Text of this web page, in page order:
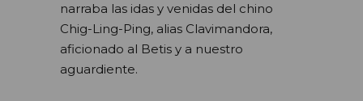
narraba las idas y venidas del chino
Chig-Ling-Ping, alias Clavimandora,
aficionado al Betis y a nuestro
aguardiente.